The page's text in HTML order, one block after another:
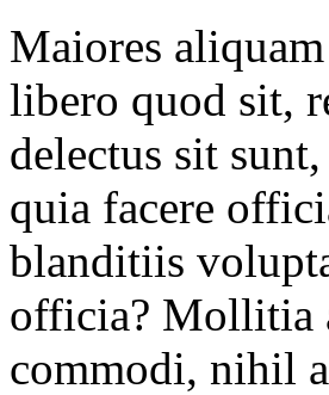
Maiores
libero quod sit,
delectus sit
quia facere
blanditiis
officia? Mollitia
commodi, nihil